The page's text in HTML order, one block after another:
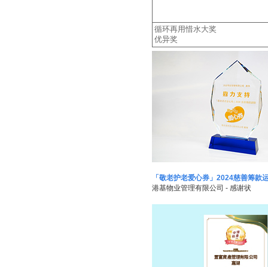
循环再用惜水大奖
优异奖
「敬老护老爱心券」2024慈善筹款
港基物业管理有限公司 - 感谢状